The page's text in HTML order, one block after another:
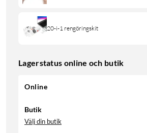
20-i-1 rengöringskit
Lagerstatus online och butik
Online
Butik
Välj din butik